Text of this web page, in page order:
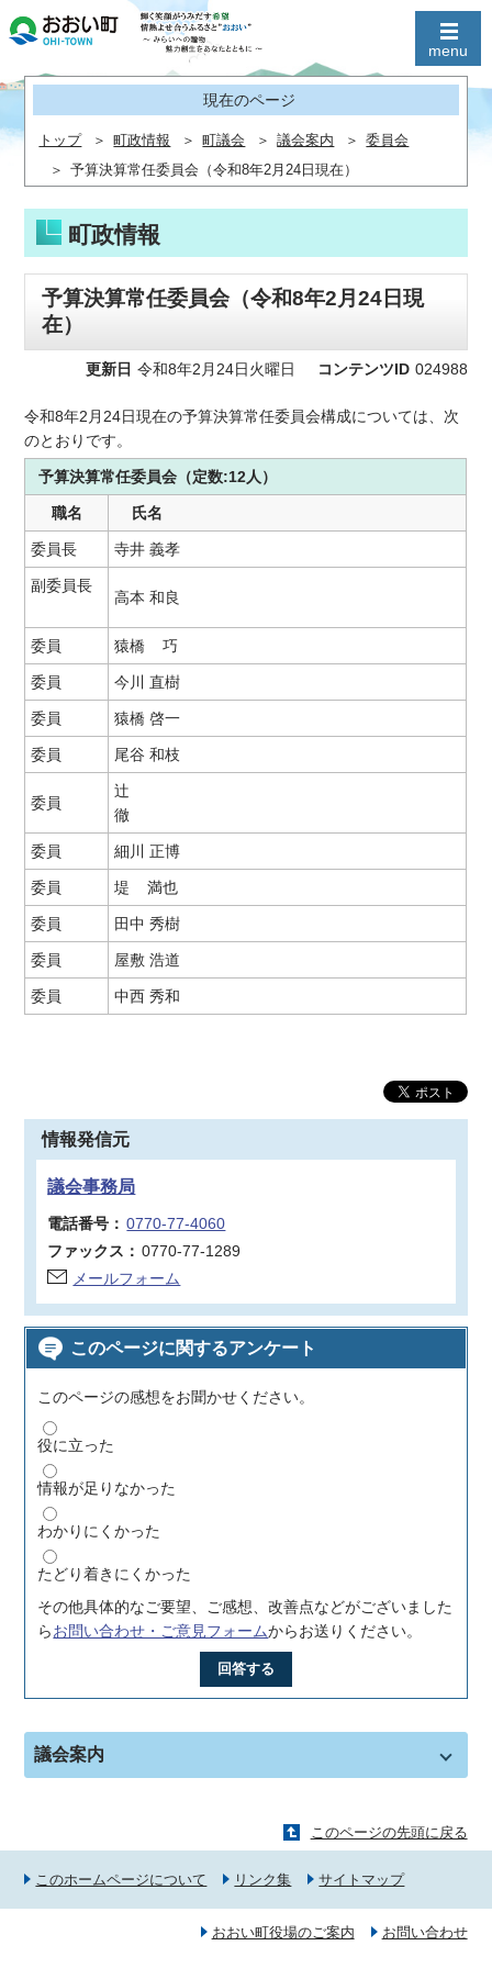
現在のページ
トップ 町政情報 町議会 議会案内
委員会
予算決算常任委員会（令和8年2月24日現在）
町政情報
予算決算常任委員会（令和8年2月24日現
在）
更新日 令和8年2月24日火曜日 コンテンツID 024988
令和8年2月24日現在の予算決算常任委員会構成については、次
のとおりです。
予算決算常任委員会（定数:12人）
職名 氏名
委員長 寺井 義孝
副委員長
高本 和良
委員 猿橋 巧
委員 今川 直樹
委員 猿橋 啓一
委員 尾谷 和枝
委員
辻
徹
委員 細川 正博
委員 堤 満也
委員 田中 秀樹
委員 屋敷 浩道
委員 中西 秀和
情報発信元
議会事務局
電話番号： 0770-77-4060
ファックス： 0770-77-1289
メールフォーム
このページに関するアンケート
このページの感想をお聞かせください。
役に立った
情報が足りなかった
わかりにくかった
たどり着きにくかった
その他具体的なご要望、ご感想、改善点などがございました
らお問い合わせ・ご意見フォームからお送りください。
回答する
議会案内
このページの先頭に戻る
このホームページについて リンク集 サイトマップ
おおい町役場のご案内 お問い合わせ